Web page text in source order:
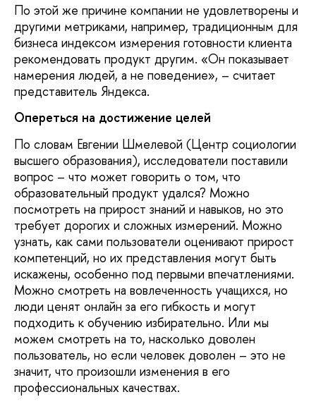
По этой же причине компании не удовлетворены и
другими метриками, например, традиционным для
бизнеса индексом измерения готовности клиента
рекомендовать продукт другим. «Он показывает
намерения людей, а не поведение», – считает
представитель Яндекса.
Опереться на достижение целей
По словам Евгении Шмелевой (Центр социологии
высшего образования), исследователи поставили
вопрос – что может говорить о том, что
образовательный продукт удался? Можно
посмотреть на прирост знаний и навыков, но это
требует дорогих и сложных измерений. Можно
узнать, как сами пользователи оценивают прирост
компетенций, но их представления могут быть
искажены, особенно под первыми впечатлениями.
Можно смотреть на вовлеченность учащихся, но
люди ценят онлайн за его гибкость и могут
подходить к обучению избирательно. Или мы
можем смотреть на то, насколько доволен
пользователь, но если человек доволен – это не
значит, что произошли изменения в его
профессиональных качествах.